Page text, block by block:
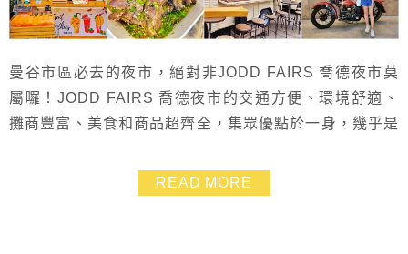
曼谷市區必去的夜市，絕對非JODD FAIRS 喬德夜市莫
屬囉！JODD FAIRS 喬德夜市的交通方便、環境舒適、
攤商豐富、美食和商品超齊全，集眾優點於一身，幾乎是
這麼強大的夜市你們一定要親自來逛逛！
READ MORE